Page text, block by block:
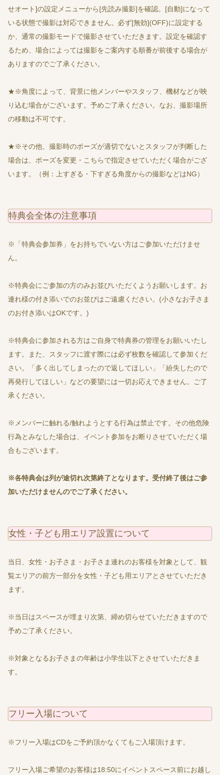
せオート]の設定メニューから[先読み撮影]を確認。[自動]になって
いる状態で撮影は対応できません。必ず[無効](OFF)に設定する
か、通常の撮影モードで撮影させていただきます。設定を確認す
るため、場合によっては撮影をご案内する順番が前後する場合が
ありますのでご了承ください。
★※角度によって、背景に他メンバーやスタッフ、機材などが映
り込む場合がございます。予めご了承ください。なお、撮影場所
の移動は不可です。
★※その他、撮影時のポーズが適切でないとスタッフが判断した
場合は、ポーズを変更・こちらで指定させていただく場合がござ
います。（例：上すぎる・下すぎる角度からの撮影などはNG）
特典会全体の注意事項
※「特典会参加券」をお持ちでいない方はご参加いただけませ
ん。
※特典会にご参加の方のみお並びいただくようお願いします。お
連れ様の付き添いでのお並びはご遠慮ください。(小さなお子さま
のお付き添いはOKです。)
※特典会に参加される方はご自身で特典券の管理をお願いいたし
ます。また、スタッフに渡す際には必ず枚数を確認して参加くだ
さい。「多く出してしまったので返してほしい」「紛失したので
再発行してほしい」などの要望には一切お応えできません。ご了
承ください。
※メンバーに触れる/触れようとする行為は禁止です。その他危険
行為とみなした場合は、イベント参加をお断りさせていただく場
合もございます。
※各特典会は列が途切れ次第終了となります。受付終了後はご参
加いただけませんのでご了承ください。
女性・子ども用エリア設置について
当日、女性・お子さま・お子さま連れのお客様を対象として、観
覧エリアの前方一部分を女性・子ども用エリアとさせていただき
ます。
※当日はスペースが埋まり次第、締め切らせていただきますので
予めご了承ください。
※対象となるお子さまの年齢は小学生以下とさせていただきま
す。
フリー入場について
※フリー入場はCDをご予約頂かなくてもご入場頂けます。
フリー入場ご希望のお客様は18:50にイベントスペース前にお越し